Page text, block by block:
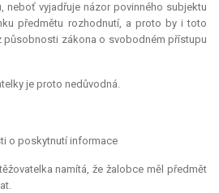
neboť vyjadřuje názor povinného subjektu
předmětu rozhodnutí, a proto by i toto
působnosti zákona o svobodném přístupu
je proto nedůvodná.
o poskytnutí informace
namítá, že žalobce měl předmět